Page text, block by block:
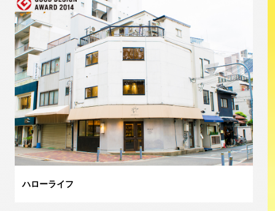
ハローライフ